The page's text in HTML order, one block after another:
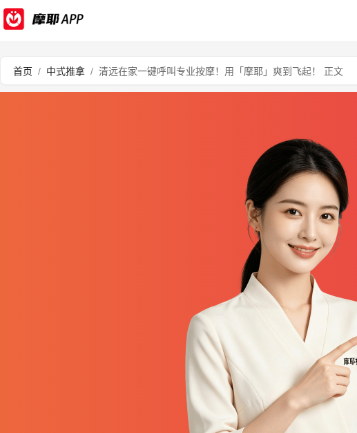
首页 / 中式推拿 / 清远在家一键呼叫专业按摩！用「摩耶」爽到飞起！ 正文